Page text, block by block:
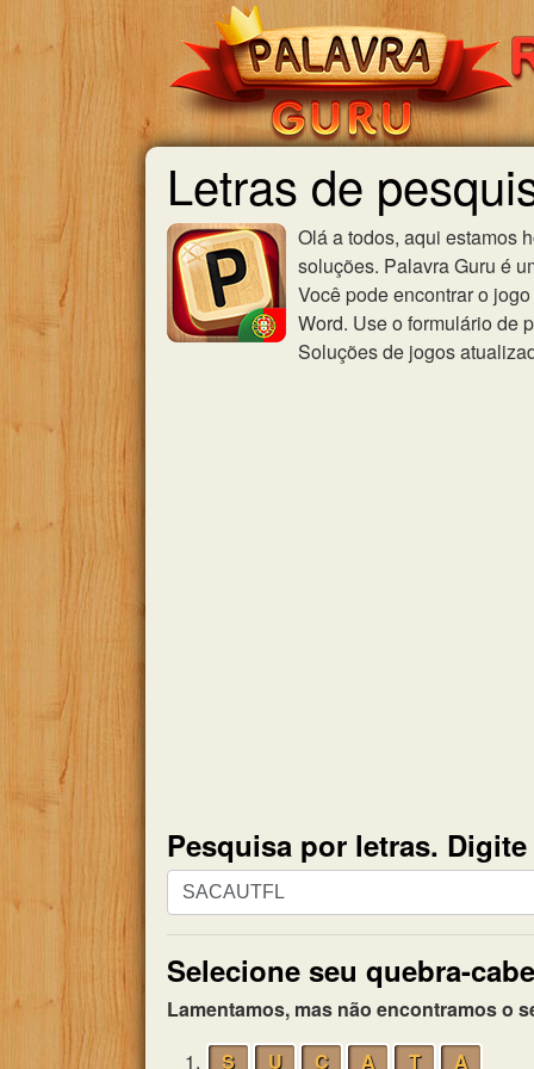
Letras de
Olá a todos, aqui estamos
soluções. Palavra Guru é
Você pode encontrar o
Word. Use o formulário de
Soluções de jogos
Pesquisa por letras.
Pesquisa
por
letras.
Digite
todas
as
letras
Selecione seu quebra-
Lamentamos, mas não encontramos o
1.
S U C A T
A